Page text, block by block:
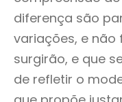
diferença são
variações, e não
surgirão, e que
de refletir o